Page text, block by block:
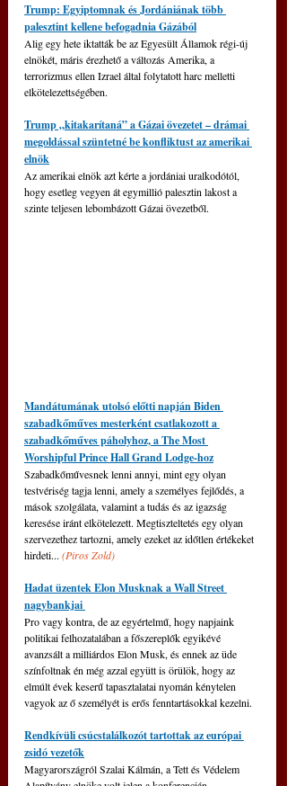
Trump: Egyiptomnak és Jordániának több
palesztint kellene befogadnia Gázából
Alig egy hete iktatták be az Egyesült Államok régi-új
elnökét, máris érezhető a változás Amerika, a
terrorizmus ellen Izrael által folytatott harc melletti
elkötelezettségében.
Trump „kitakarítaná” a Gázai övezetet – drámai
megoldással szüntetné be konfliktust az amerikai
elnök
Az amerikai elnök azt kérte a jordániai uralkodótól,
hogy esetleg vegyen át egymillió palesztin lakost a
szinte teljesen lebombázott Gázai övezetből.
Mandátumának utolsó előtti napján Biden
szabadkőműves mesterként csatlakozott a
szabadkőműves páholyhoz, a The Most
Worshipful Prince Hall Grand Lodge-hoz
Szabadkőművesnek lenni annyi, mint egy olyan
testvériség tagja lenni, amely a személyes fejlődés, a
mások szolgálata, valamint a tudás és az igazság
keresése iránt elkötelezett. Megtiszteltetés egy olyan
szervezethez tartozni, amely ezeket az időtlen értékeket
hirdeti... (Piros Zold)
Hadat üzentek Elon Musknak a Wall Street
nagybankjai
Pro vagy kontra, de az egyértelmű, hogy napjaink
politikai felhozatalában a főszereplők egyikévé
avanzsált a milliárdos Elon Musk, és ennek az üde
színfoltnak én még azzal együtt is örülök, hogy az
elmúlt évek keserű tapasztalatai nyomán kénytelen
vagyok az ő személyét is erős fenntartásokkal kezelni.
Rendkívüli csúcstalálkozót tartottak az európai
zsidó vezetők
Magyarországról Szalai Kálmán, a Tett és Védelem